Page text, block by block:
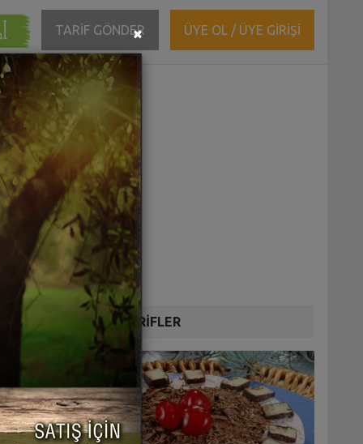
TARİF GÖNDER ÜYE OL / ÜYE GİRİŞİ
DİĞER TARİFLER
×Close